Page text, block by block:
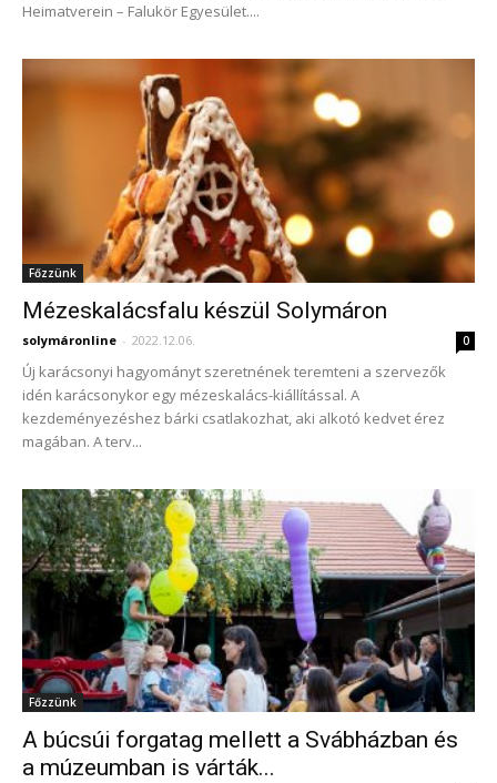
Heimatverein – Falukör Egyesület....
Főzzünk
Mézeskalácsfalu készül Solymáron
solymáronline - 2022.12.06. 0
Új karácsonyi hagyományt szeretnének teremteni a szervezők
idén karácsonykor egy mézeskalács-kiállítással. A
kezdeményezéshez bárki csatlakozhat, aki alkotó kedvet érez
magában. A terv...
Főzzünk
A búcsúi forgatag mellett a Svábházban és
a múzeumban is várták...